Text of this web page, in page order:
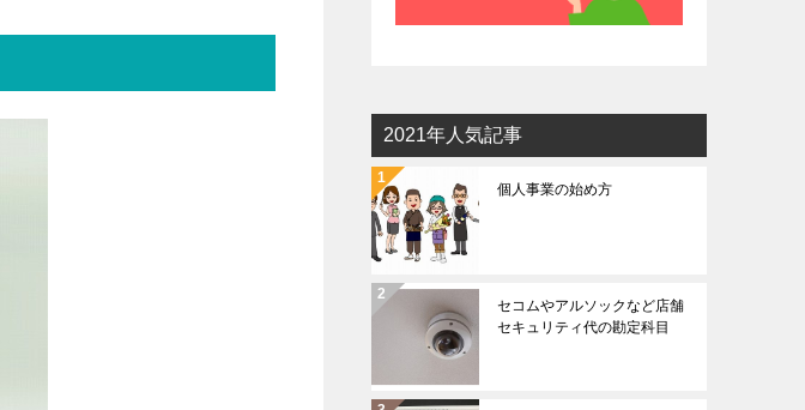
2021年人気記事
個人事業の始め方
セコムやアルソックなど店舗
セキュリティ代の勘定科目